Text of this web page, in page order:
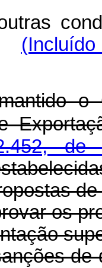
o
de
os